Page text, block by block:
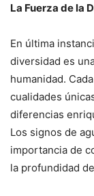
La Fuerza de la
En última
diversidad es
humanidad.
cualidades
diferencias
Los signos de
importancia de
la profundidad